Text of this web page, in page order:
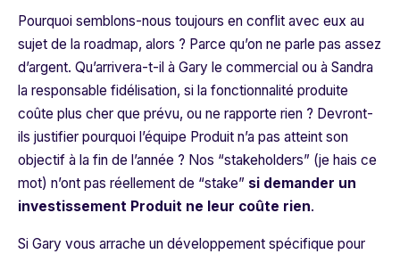
Pourquoi semblons-nous toujours en conflit avec eux au
sujet de la roadmap, alors ? Parce qu’on ne parle pas assez
d’argent. Qu’arrivera-t-il à Gary le commercial ou à Sandra
la responsable fidélisation, si la fonctionnalité produite
coûte plus cher que prévu, ou ne rapporte rien ? Devront-
ils justifier pourquoi l’équipe Produit n’a pas atteint son
objectif à la fin de l’année ? Nos “stakeholders” (je hais ce
mot) n’ont pas réellement de “stake” si demander un
investissement Produit ne leur coûte rien.
Si Gary vous arrache un développement spécifique pour